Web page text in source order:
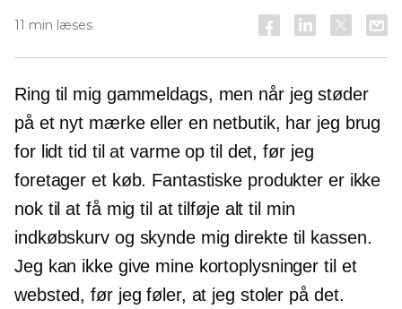
11 min læses
Ring til mig gammeldags, men når jeg støder
på et nyt mærke eller en netbutik, har jeg brug
for lidt tid til at varme op til det, før jeg
foretager et køb. Fantastiske produkter er ikke
nok til at få mig til at tilføje alt til min
indkøbskurv og skynde mig direkte til kassen.
Jeg kan ikke give mine kortoplysninger til et
websted, før jeg føler, at jeg stoler på det.